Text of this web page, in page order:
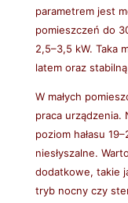
parametrem jest
pomieszczeń do
2,5–3,5 kW. Taka
latem oraz
W małych
praca urządzenia.
poziom hałasu
niesłyszalne.
dodatkowe, takie
tryb nocny czy